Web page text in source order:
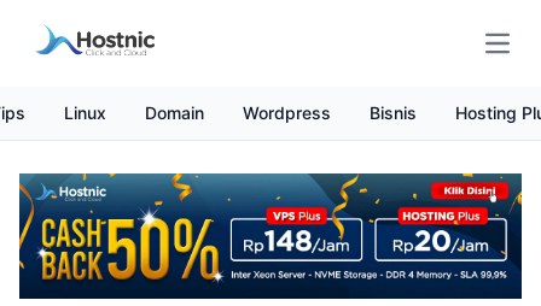
Linux Domain Wordpress Bisnis Hosting